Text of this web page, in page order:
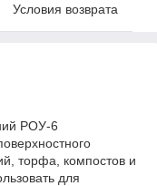
Условия возврата
РОУ-6
торфа, компостов и
для